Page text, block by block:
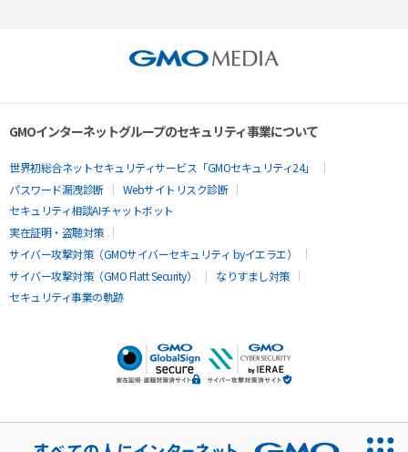
GMOインターネットグループのセキュリティ事業について
世界初総合ネットセキュリティサービス「GMOセキュリティ24」
パスワード漏洩診断
Webサイトリスク診断
セキュリティ相談AIチャットボット
実在証明・盗聴対策
サイバー攻撃対策（GMOサイバーセキュリティ byイエラエ）
サイバー攻撃対策（GMO Flatt Security）
なりすまし対策
セキュリティ事業の軌跡